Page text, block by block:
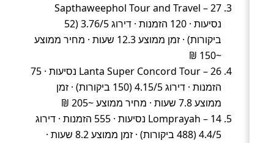
Sapthaweephol Tour and Travel – 27
נסיעות · 120 הזמנות · דירוג 3.76/5 (52
ביקורות) · זמן ממוצע 12.3 שעות · מחיר ממוצע
~150 ₪
Lanta Super Concord Tour – 26 נסיעות · 75
הזמנות · דירוג 4.15/5 (150 ביקורות) · זמן
ממוצע 7.8 שעות · מחיר ממוצע ~205 ₪
Lomprayah – 14 נסיעות · 555 הזמנות · דירוג
4.4/5 (488 ביקורות) · זמן ממוצע 8.2 שעות ·